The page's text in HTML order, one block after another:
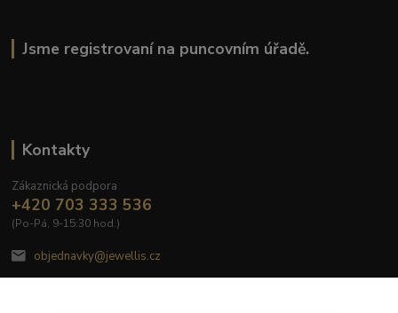
Jsme registrovaní na puncovním úřadě.
Kontakty
Zákaznická podpora
+420 703 333 536
(Po-Pá, 9-15:30 hod.)
objednavky@jewellis.cz